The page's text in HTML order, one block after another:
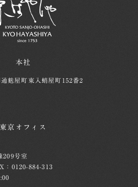
本社
麩屋町東入蛸屋町152番2
東京オフィス
209号室
：0120-884-313